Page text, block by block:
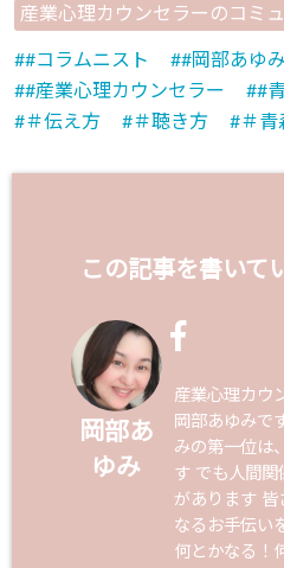
産業心理カウンセラーのコミ
#コラムニスト
#岡部あゆみ
#産業心理カウンセラー
#
＃伝え方
＃聴き方 ＃青
この記事を書いて
岡部あ
ゆみ
産業心理カウ
岡部あゆみ
みの第一位は
す でも人間関
があります 皆
なるお手伝い
何とかなる！